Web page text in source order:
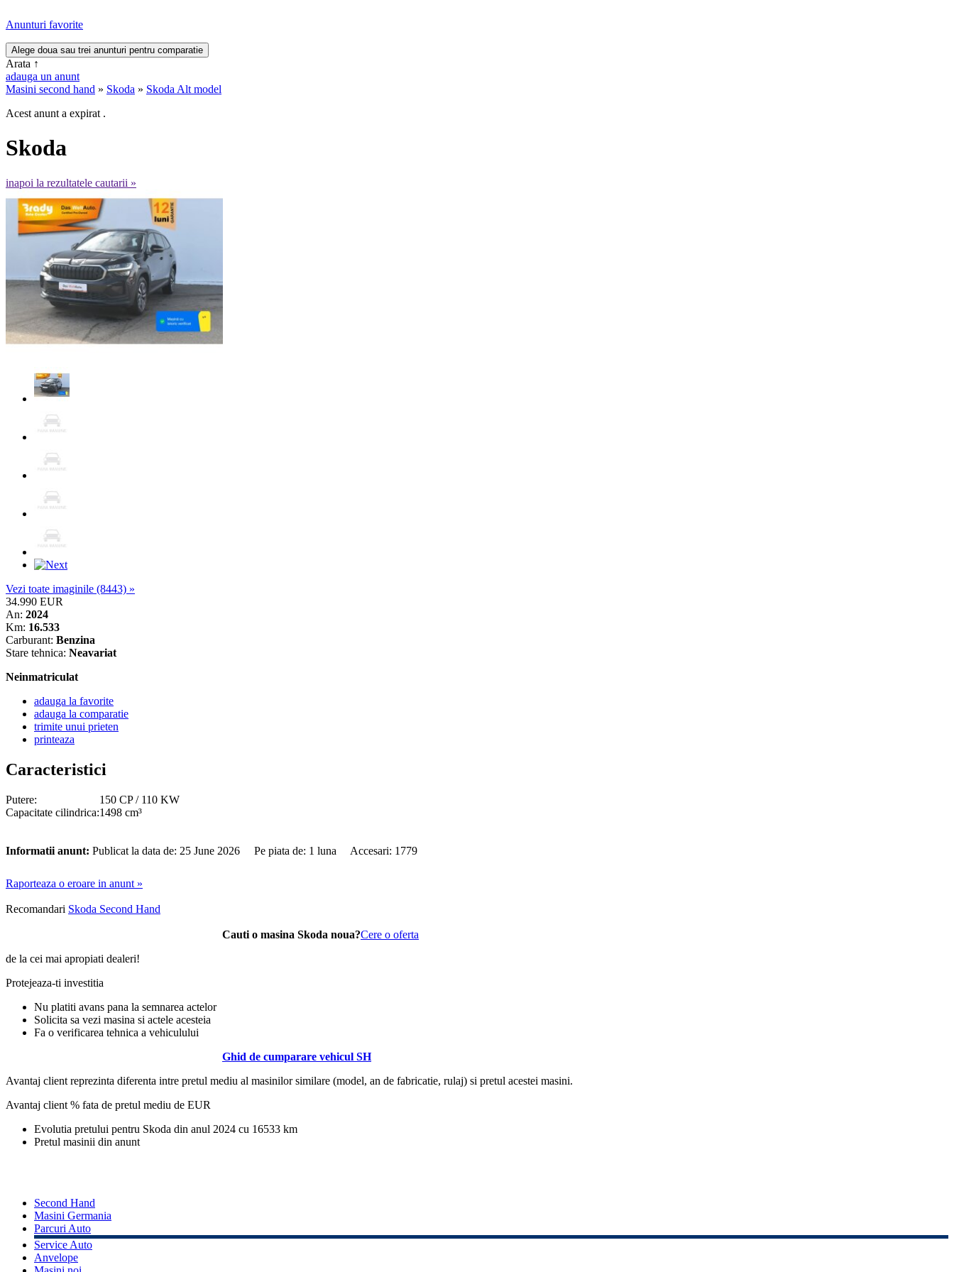
Anunturi favorite
Arata ↑
adauga un anunt
Masini second hand » Skoda » Skoda Alt model
Acest anunt a expirat .
Skoda
inapoi la rezultatele cautarii »
Vezi toate imaginile (8443) »
34.990 EUR
An: 2024
Km: 16.533
Carburant: Benzina
Stare tehnica: Neavariat
Neinmatriculat
adauga la favorite
adauga la comparatie
trimite unui prieten
printeaza
Caracteristici
Putere:
150 CP / 110 KW
Capacitate cilindrica:1498 cm³
Informatii anunt: Publicat la data de: 25 June 2026 Pe piata de: 1 luna Accesari: 1779
Raporteaza o eroare in anunt »
Recomandari Skoda Second Hand
Cauti o masina Skoda noua?Cere o oferta
de la cei mai apropiati dealeri!
Protejeaza-ti investitia
Nu platiti avans pana la semnarea actelor
Solicita sa vezi masina si actele acesteia
Fa o verificarea tehnica a vehiculului
Ghid de cumparare vehicul SH
Avantaj client reprezinta diferenta intre pretul mediu al masinilor similare (model, an de fabricatie, rulaj) si pretul acestei masini.
Avantaj client % fata de pretul mediu de EUR
Evolutia pretului pentru Skoda din anul 2024 cu 16533 km
Pretul masinii din anunt
Second Hand
Masini Germania
Parcuri Auto
Service Auto
Anvelope